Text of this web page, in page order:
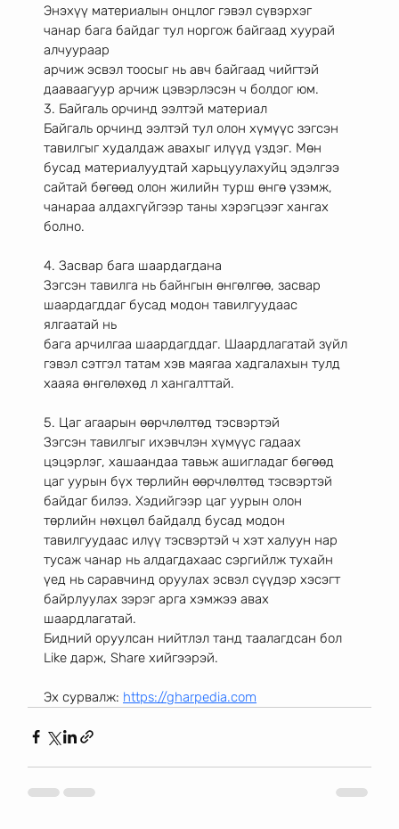
Энэхүү материалын онцлог гэвэл сүвэрхэг
чанар бага байдаг тул норгож байгаад хуурай
алчуураар
арчиж эсвэл тоосыг нь авч байгаад чийгтэй
дааваагуур арчиж цэвэрлэсэн ч болдог юм.
3. Байгаль орчинд ээлтэй материал
Байгаль орчинд ээлтэй тул олон хүмүүс зэгсэн
тавилгыг худалдаж авахыг илүүд үздэг. Мөн
бусад материалуудтай харьцуулахуйц эдэлгээ
сайтай бөгөөд олон жилийн турш өнгө үзэмж,
чанараа алдахгүйгээр таны хэрэгцээг хангах
болно.
4. Засвар бага шаардагдана
Зэгсэн тавилга нь байнгын өнгөлгөө, засвар
шаардагддаг бусад модон тавилгуудаас
ялгаатай нь
бага арчилгаа шаардагддаг. Шаардлагатай зүйл
гэвэл сэтгэл татам хэв маягаа хадгалахын тулд
хааяа өнгөлөхөд л хангалттай.
5. Цаг агаарын өөрчлөлтөд тэсвэртэй
Зэгсэн тавилгыг ихэвчлэн хүмүүс гадаах
цэцэрлэг, хашаандаа тавьж ашигладаг бөгөөд
цаг уурын бүх төрлийн өөрчлөлтөд тэсвэртэй
байдаг билээ. Хэдийгээр цаг уурын олон
төрлийн нөхцөл байдалд бусад модон
тавилгуудаас илүү тэсвэртэй ч хэт халуун нар
тусаж чанар нь алдагдахаас сэргийлж тухайн
үед нь саравчинд оруулах эсвэл сүүдэр хэсэгт
байрлуулах зэрэг арга хэмжээ авах
шаардлагатай.
Бидний оруулсан нийтлэл танд таалагдсан бол
Like дарж, Share хийгээрэй.
Эх сурвалж: https://gharpedia.com